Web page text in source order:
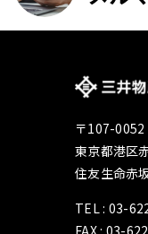
〒107-0052
東京都港区
住友生命赤
TEL : 03-